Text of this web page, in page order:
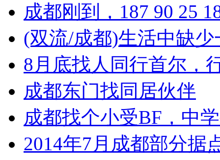
成都刚到，187 90 25
(双流/成都)生活中缺少
8月底找人同行首尔，
成都东门找同居伙伴
成都找个小受BF，中
2014年7月成都部分据